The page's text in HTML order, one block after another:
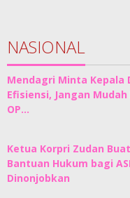
NASIONAL
Mendagri Minta Kepala
Efisiensi, Jangan
OP…
Ketua Korpri Zudan
Bantuan Hukum bagi
Dinonjobkan